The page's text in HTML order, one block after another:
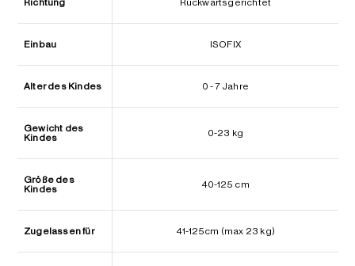
Richtung Rückwärtsgerichtet
Einbau ISOFIX
Alter des Kindes 0 - 7 Jahre
Gewicht des
Kindes
0-23 kg
Größe des
Kindes
40-125 cm
Zugelassen für 41-125cm (max 23 kg)